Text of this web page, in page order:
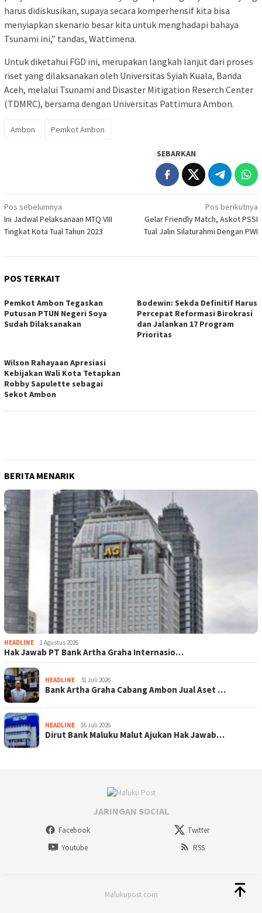
harus didiskusikan, supaya secara komperhensif kita bisa
menyiapkan skenario besar kita untuk menghadapi bahaya
Tsunami ini,” tandas, Wattimena.
Untuk diketahui FGD ini, merupakan langkah lanjut dari proses
riset yang dilaksanakan oleh Universitas Syiah Kuala, Banda
Aceh, melalui Tsunami and Disaster Mitigation Reserch Center
(TDMRC), bersama dengan Universitas Pattimura Ambon.
Ambon Pemkot Ambon
SEBARKAN
Navigasi
pos
Pos sebelumnya
Ini Jadwal Pelaksanaan MTQ VIII
Tingkat Kota Tual Tahun 2023
Pos berikutnya
Gelar Friendly Match, Askot PSSI
Tual Jalin Silaturahmi Dengan PWI
POS TERKAIT
Pemkot Ambon Tegaskan
Putusan PTUN Negeri Soya
Sudah Dilaksanakan
Bodewin: Sekda Definitif Harus
Percepat Reformasi Birokrasi
dan Jalankan 17 Program
Prioritas
Wilson Rahayaan Apresiasi
Kebijakan Wali Kota Tetapkan
Robby Sapulette sebagai
Sekot Ambon
BERITA MENARIK
HEADLINE 1 Agustus 2026
Hak Jawab PT Bank Artha Graha Internasio…
HEADLINE 31 Juli 2026
Bank Artha Graha Cabang Ambon Jual Aset …
HEADLINE 16 Juli 2026
Dirut Bank Maluku Malut Ajukan Hak Jawab…
JARINGAN SOCIAL
Facebook
Twitter
Youtube
RSS
Malukupost.com